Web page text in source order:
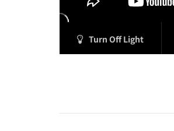
Turn Off Light